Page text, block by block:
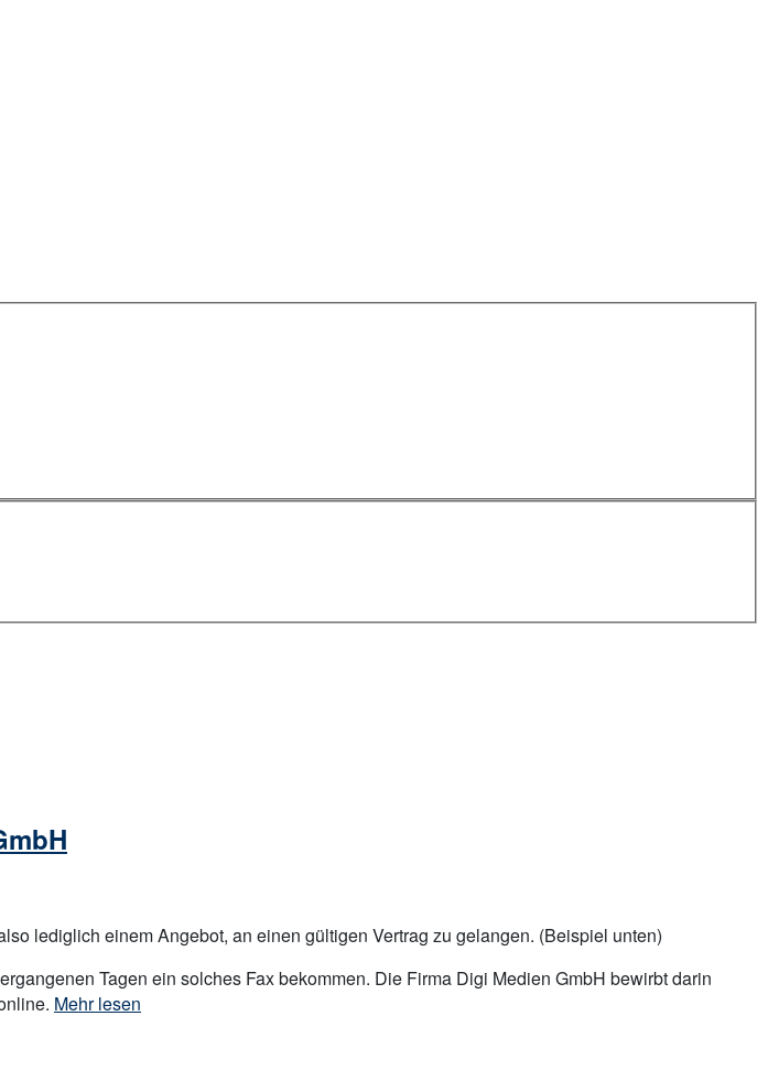
lediglich einem Angebot, an einen gültigen Vertrag zu gelangen. (Beispiel unten)
Tagen ein solches Fax bekommen. Die Firma Digi Medien GmbH bewirbt darin
„Brancheneintrag
Mehr lesen